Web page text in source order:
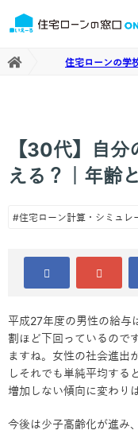
住宅ローンの学
【30代】自
える？｜年齢
#住宅ローン計算・シミュレ
平成27年度の男性の給与
割ほど下回っているので
ますね。女性の社会進出
しそれでも単純平均する
増加しない傾向に変わり
今後は少子高齢化が進み